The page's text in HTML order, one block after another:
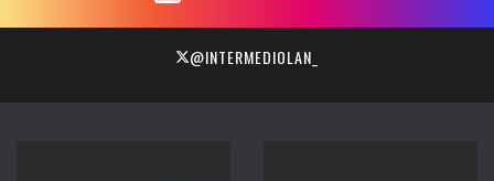
@INTERMEDIOLAN_